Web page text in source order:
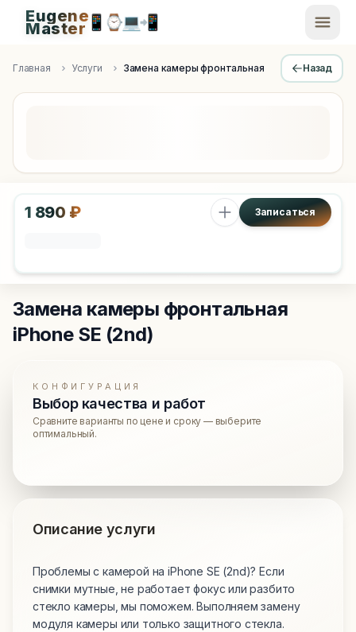
Apple Diagnostics & Engineering Authority in Saint
Eugene
Master📱 ⌚💻📲
Главная Услуги Замена камеры фронтальная Назад
1 890 ₽ Записаться
Замена камеры фронтальная
iPhone SE (2nd)
КОНФИГУРАЦИЯ
Выбор качества и работ
Сравните варианты по цене и сроку — выберите
оптимальный.
Описание услуги
Проблемы с камерой на iPhone SE (2nd)? Если
снимки мутные, не работает фокус или разбито
стекло камеры, мы поможем. Выполняем замену
модуля камеры или только защитного стекла.